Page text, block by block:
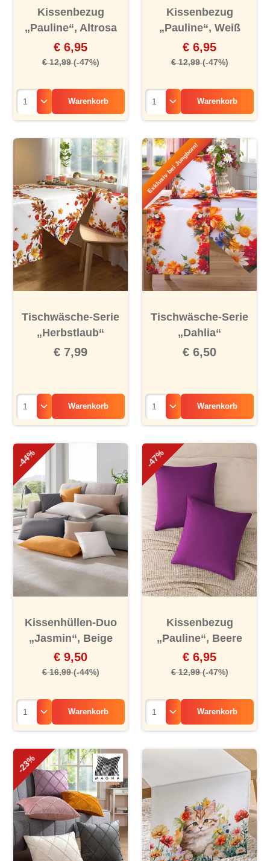
Kissenbezug
„Pauline“, Altrosa
€ 6,95
€ 12,99(-47%)
Warenkorb
Kissenbezug
„Pauline“, Weiß
€ 6,95
€ 12,99(-47%)
Warenkorb
Tischwäsche-Serie
„Herbstlaub“
€ 7,99
Warenkorb
Exklusiv bei Jungborn!
Tischwäsche-Serie
„Dahlia“
€ 6,50
Warenkorb
-44%
Kissenhüllen-Duo
„Jasmin“, Beige
€ 9,50
€ 16,99(-44%)
Warenkorb
-47%
Kissenbezug
„Pauline“, Beere
€ 6,95
€ 12,99(-47%)
Warenkorb
-23%